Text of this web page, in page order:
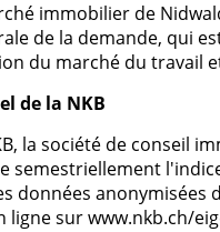
immobilier de
de la demande, qui
du marché du travail
de la NKB
la société de conseil
semestriellement
données anonymisées
ligne sur www.nkb.ch/